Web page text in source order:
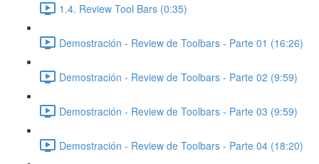
1.4. Review Tool Bars (0:35)
Demostración - Review de Toolbars - Parte 01 (16:26)
Demostración - Review de Toolbars - Parte 02 (9:59)
Demostración - Review de Toolbars - Parte 03 (9:59)
Demostración - Review de Toolbars - Parte 04 (18:20)